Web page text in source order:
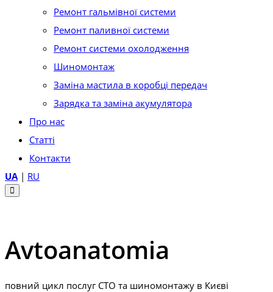
Ремонт гальмівної системи
Ремонт паливної системи
Ремонт системи охолодження
Шиномонтаж
Заміна мастила в коробці передач
Зарядка та заміна акумулятора
Про нас
Статті
Контакти
UA| RU
Avtoanatomia
повний цикл послуг СТО та шиномонтажу в Києві